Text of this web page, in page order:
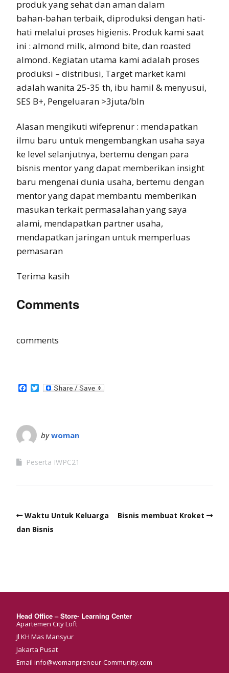
produk yang sehat dan aman dalam
bahan-bahan terbaik, diproduksi dengan hati-
hati melalui proses higienis. Produk kami saat
ini : almond milk, almond bite, dan roasted
almond. Kegiatan utama kami adalah proses
produksi – distribusi, Target market kami
adalah wanita 25-35 th, ibu hamil & menyusui,
SES B+, Pengeluaran >3juta/bln
Alasan mengikuti wifeprenur : mendapatkan
ilmu baru untuk mengembangkan usaha saya
ke level selanjutnya, bertemu dengan para
bisnis mentor yang dapat memberikan insight
baru mengenai dunia usaha, bertemu dengan
mentor yang dapat membantu memberikan
masukan terkait permasalahan yang saya
alami, mendapatkan partner usaha,
mendapatkan jaringan untuk memperluas
pemasaran
Terima kasih
Comments
comments
Facebook
Twitter
bywoman
Peserta IWPC21
Waktu Untuk Keluarga
dan Bisnis
Bisnis membuat Kroket
Head Office – Store- Learning Center
Apartemen City Loft
Jl KH Mas Mansyur
Jakarta Pusat
Email info@womanpreneur-Community.com